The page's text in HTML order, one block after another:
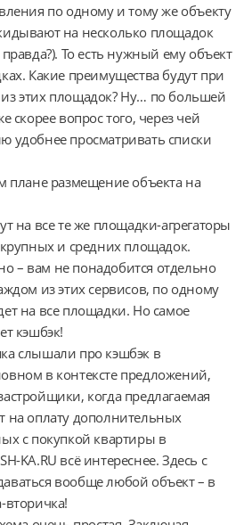
по одному и тому же объекту
на несколько площадок
То есть нужный ему объект
Какие преимущества будут при
этих площадок? Ну… по большей
скорее вопрос того, через чей
удобнее просматривать списки
плане размещение объекта на
на все те же площадки-агрегаторы
и средних площадок.
– вам не понадобится отдельно
из этих сервисов, по одному
на все площадки. Но самое
кэшбэк!
слышали про кэшбэк в
в контексте предложений,
когда предлагаемая
на оплату дополнительных
с покупкой квартиры в
KA.RU всё интереснее. Здесь с
вообще любой объект – в
вторичка!